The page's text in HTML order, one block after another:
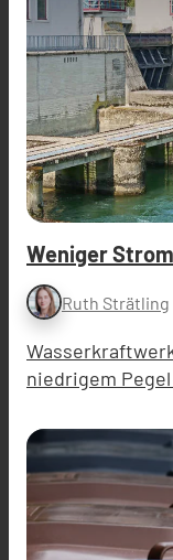
Weniger
Ruth Strätling
niedrigem